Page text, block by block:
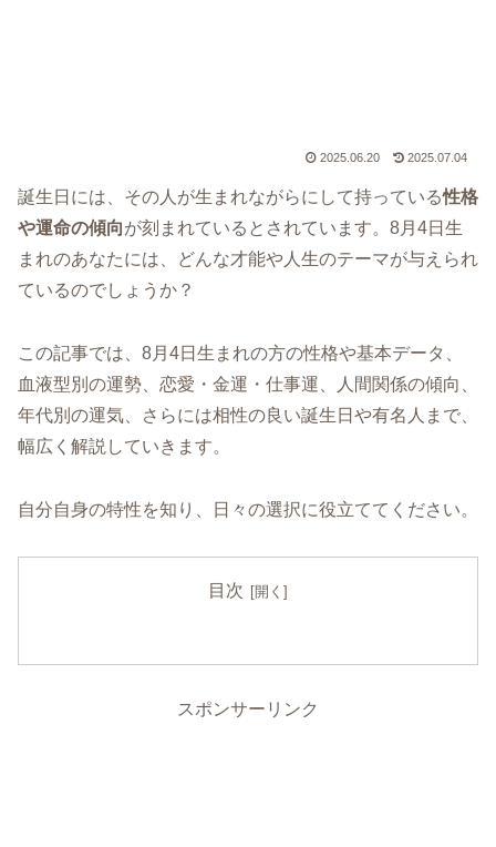
2025.06.20 2025.07.04
誕生日には、その人が生まれながらにして持っている性格
や運命の傾向が刻まれているとされています。8月4日生
まれのあなたには、どんな才能や人生のテーマが与えられ
ているのでしょうか？
この記事では、8月4日生まれの方の性格や基本データ、
血液型別の運勢、恋愛・金運・仕事運、人間関係の傾向、
年代別の運気、さらには相性の良い誕生日や有名人まで、
幅広く解説していきます。
自分自身の特性を知り、日々の選択に役立ててください。
目次
スポンサーリンク